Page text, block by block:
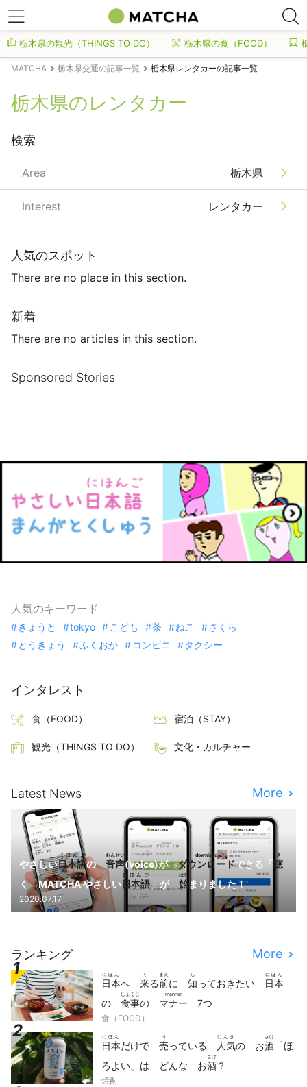
栃木県の観光（THINGS TO DO） 栃木県の食（FOOD）
MATCHA 栃木県交通の記事一覧 栃木県レンタカーの記事一覧
栃木県のレンタカー
検索
Area 栃木県
Interest レンタカー
人気のスポット
There are no place in this section.
新着
There are no articles in this section.
Sponsored Stories
人気のキーワード
きょうと tokyo こども 茶 ねこ
さくら
とうきょう
ふくおか コンビニ タクシー
インタレスト
食（FOOD） 宿泊（STAY）
観光（THINGS TO DO） 文化・カルチャー
Latest News More
やさしい日本語
にほんご
の 音声
おんせい
(voice)がダウンロード
download
できる「聴
き
く MATCHA やさしい日本語
にほんご
」が 始
はじ
まりました！
2020.07.17
ランキング More
日本
にほん
へ 来
く
る前
まえ
に 知
し
っておきたい 日本
にほん
の 食事
しょくじ
の マナー
manner
7つ
食（FOOD）
日本
にほん
だけで 売
う
っている 人気
にんき
の お酒
さけ
「ほ
ろよい」は どんな お酒
さけ
？
焼酎